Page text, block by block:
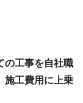
の工事を自社職
施工費用に上乗